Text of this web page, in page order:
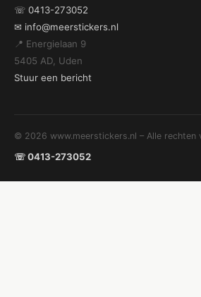
☏ 0413-273052
✉ info@meerstickers.nl
📍 Energielaan 9
5405 AD, Uden
Stuur een bericht
© 2026 www.meerstickers.nl – Alle rechten
☏ 0413-273052